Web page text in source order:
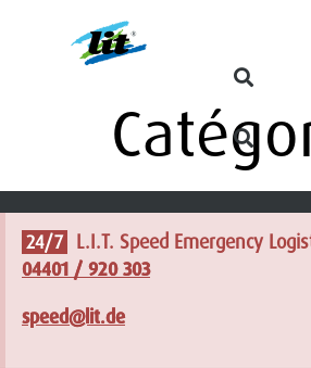
24/7 L.I.T. Speed Emergency
04401 / 920 303
speed@lit.de